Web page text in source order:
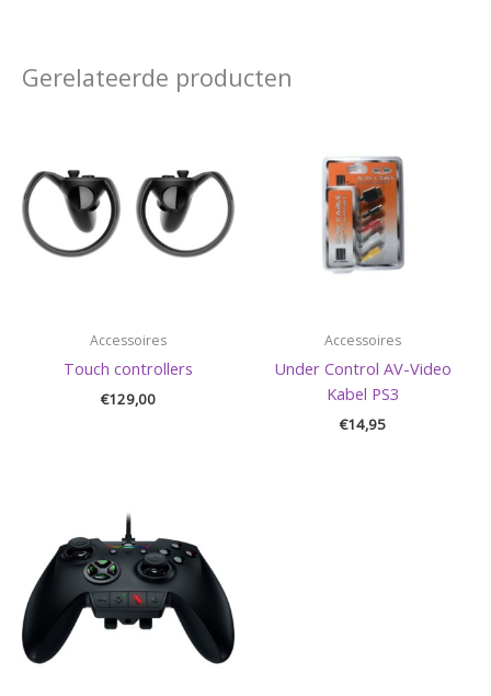
Gerelateerde producten
Accessoires
Touch controllers
€129,00
Accessoires
Under Control AV-Video
Kabel PS3
€14,95